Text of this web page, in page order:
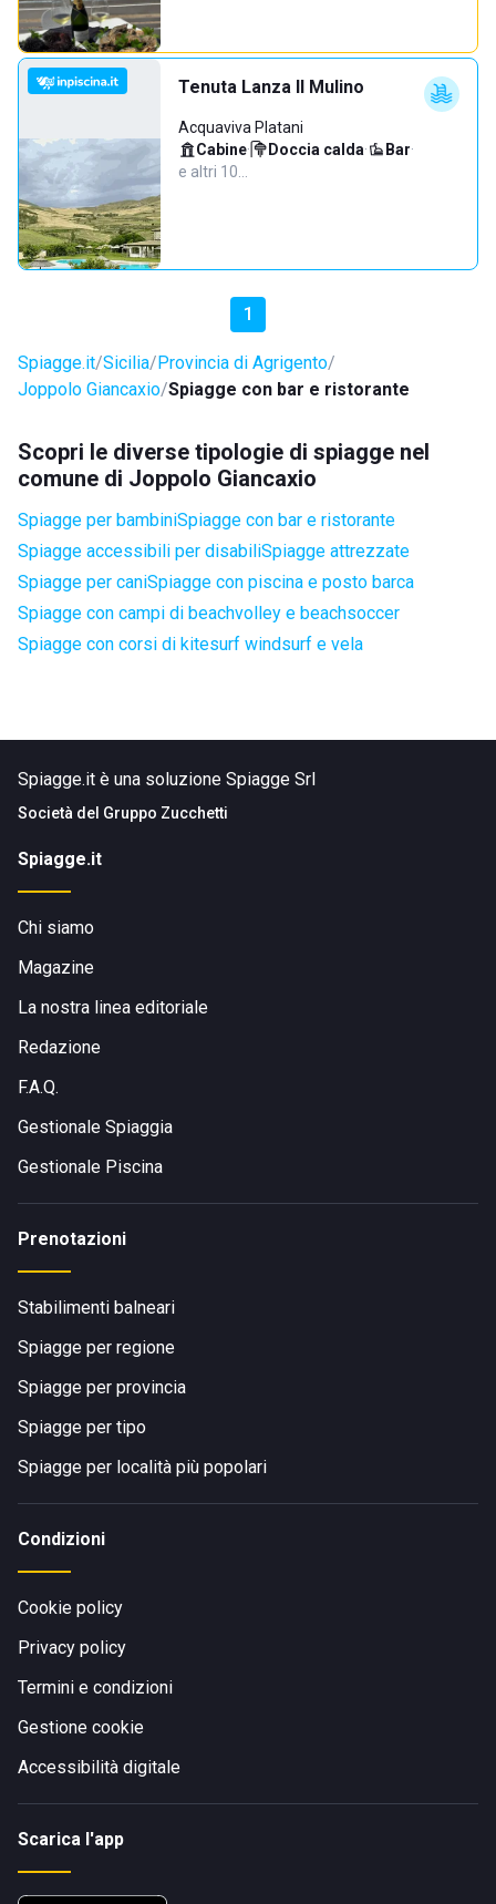
Tenuta Lanza Il Mulino
Acquaviva Platani
Cabine· Doccia calda· Bar·
e altri 10…
1
Spiagge.it Sicilia Provincia di Agrigento
Joppolo Giancaxio Spiagge con bar e ristorante
Scopri le diverse tipologie di spiagge nel
comune di Joppolo Giancaxio
Spiagge per bambiniSpiagge con bar e ristorante
Spiagge accessibili per disabiliSpiagge attrezzate
Spiagge per caniSpiagge con piscina e posto barca
Spiagge con campi di beachvolley e beachsoccer
Spiagge con corsi di kitesurf windsurf e vela
Spiagge.it è una soluzione Spiagge Srl
Società del Gruppo Zucchetti
Spiagge.it
Chi siamo
Magazine
La nostra linea editoriale
Redazione
F.A.Q.
Gestionale Spiaggia
Gestionale Piscina
Prenotazioni
Stabilimenti balneari
Spiagge per regione
Spiagge per provincia
Spiagge per tipo
Spiagge per località più popolari
Condizioni
Cookie policy
Privacy policy
Termini e condizioni
Gestione cookie
Accessibilità digitale
Scarica l'app